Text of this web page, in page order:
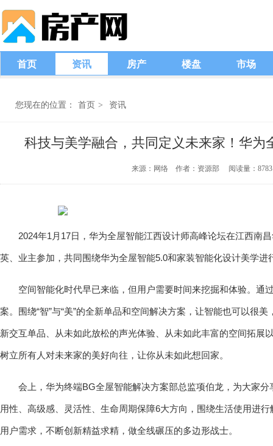
首页 资讯 房产 楼盘 市场
您现在的位置： 首页 > 资讯
科技与美学融合，共同定义未来家！华
来源：网络 作者：资源部 阅读量：
2024年1月17日，华为全屋智能江西设计师高峰论坛在江西南
英、业主参加，共同围绕华为全屋智能5.0和家装智能化设计美学进
空间智能化时代早已来临，但用户需要时间来挖掘和体验。通
案。围绕“智”与“美”的全新单品和空间解决方案，让智能也可以很
新交互单品、从未如此放松的声光体验、从未如此丰富的空间拓展
树立所有人对未来家的美好向往，让你从未如此想回家。
会上，华为终端BG全屋智能解决方案部总监项伯龙，为大家
用性、高级感、灵活性、生命周期保障6大方向，围绕生活使用进
用户需求，不断创新精益求精，做全线碾压的多边形战士。